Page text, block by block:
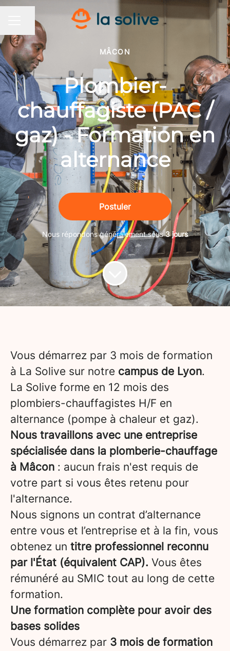
MENU CARRIÈRE
Partager la page
MÂCON
Plombier-
chauffagiste (PAC /
gaz) - Formation en
alternance
Postuler
Nous répondons généralement sous3 jours
Vous démarrez par 3 mois de formation
à La Solive sur notre campus de Lyon.
La Solive forme en 12 mois des
plombiers-chauffagistes H/F en
alternance (pompe à chaleur et gaz).
Nous travaillons avec une entreprise
spécialisée dans la plomberie-chauffage
à Mâcon : aucun frais n'est requis de
votre part si vous êtes retenu pour
l'alternance.
Nous signons un contrat d’alternance
entre vous et l’entreprise et à la fin, vous
obtenez un titre professionnel reconnu
par l'État (équivalent CAP). Vous êtes
rémunéré au SMIC tout au long de cette
formation.
Une formation complète pour avoir des
bases solides
Vous démarrez par 3 mois de formation